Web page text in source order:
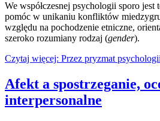
We współczesnej psychologii sporo jest
pomóc w unikaniu konfliktów
względu na pochodzenie etniczne,
szeroko rozumiany rodzaj (gender).
Czytaj więcej: Przez pryzmat
Afekt a spostrzeganie,
interpersonalne